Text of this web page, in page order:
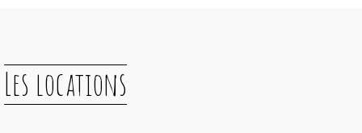
Les locations